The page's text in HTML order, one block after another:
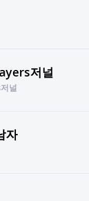
저널
널
자